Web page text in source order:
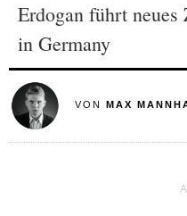
Erdogan führt neues
in Germany
VON MAX